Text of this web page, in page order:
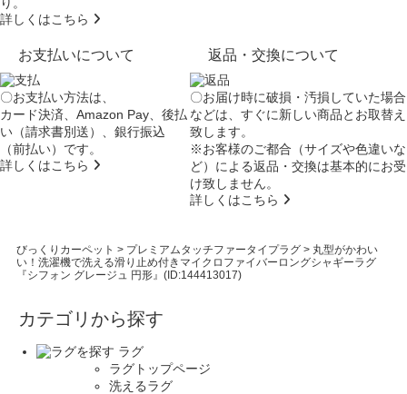
詳しくはこちら
お支払いについて
〇お支払い方法は、
カード決済、Amazon Pay、後払
い（請求書別送）、銀行振込
（前払い）です。
詳しくはこちら
返品・交換について
〇お届け時に破損・汚損していた場合
などは、すぐに新しい商品とお取替え
致します。
※お客様のご都合（サイズや色違いな
ど）による返品・交換は基本的にお受
け致しません。
詳しくはこちら
びっくりカーペット > プレミアムタッチファータイプラグ> 丸型がかわい
い！洗濯機で洗える滑り止め付きマイクロファイバーロングシャギーラグ
『シフォン グレージュ 円形』(ID:144413017)
カテゴリから探す
ラグ
ラグトップページ
洗えるラグ